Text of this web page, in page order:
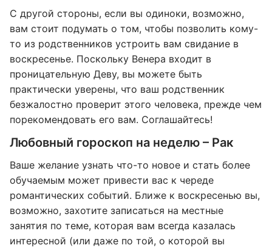
С другой стороны, если вы одиноки, возможно,
вам стоит подумать о том, чтобы позволить кому-
то из родственников устроить вам свидание в
воскресенье. Поскольку Венера входит в
проницательную Деву, вы можете быть
практически уверены, что ваш родственник
безжалостно проверит этого человека, прежде чем
порекомендовать его вам. Соглашайтесь!
Любовный гороскоп на неделю – Рак
Ваше желание узнать что-то новое и стать более
обучаемым может привести вас к череде
романтических событий. Ближе к воскресенью вы,
возможно, захотите записаться на местные
занятия по теме, которая вам всегда казалась
интересной (или даже по той, о которой вы